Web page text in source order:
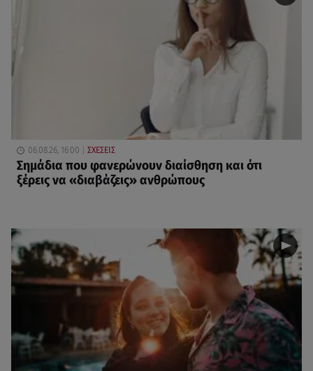
06.08.26, 16:00 ΣΧΕΣΕΙΣ
Σημάδια που φανερώνουν διαίσθηση και ότι
ξέρεις να «διαβάζεις» ανθρώπους